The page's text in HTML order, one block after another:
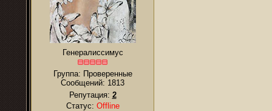
Генералиссимус
Группа: Проверенные
Сообщений: 1813
Репутация: 2
Статус: Offline